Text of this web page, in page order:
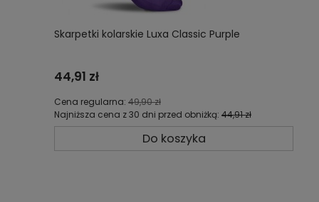
Skarpetki kolarskie Luxa Classic Purple
44,91 zł
Cena regularna: 49,90 zł
Najniższa cena z 30 dni przed obniżką: 44,91 zł
Do koszyka